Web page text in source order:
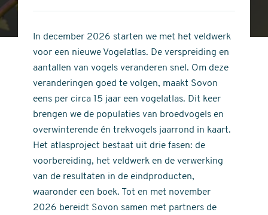
stars
of
stars
In december 2026 starten we met het veldwerk
voor een nieuwe Vogelatlas. De verspreiding en
aantallen van vogels veranderen snel. Om deze
veranderingen goed te volgen, maakt Sovon
eens per circa 15 jaar een vogelatlas. Dit keer
brengen we de populaties van broedvogels en
overwinterende én trekvogels jaarrond in kaart.
Het atlasproject bestaat uit drie fasen: de
voorbereiding, het veldwerk en de verwerking
van de resultaten in de eindproducten,
waaronder een boek. Tot en met november
2026 bereidt Sovon samen met partners de